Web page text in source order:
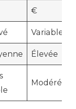
€
Variable
Élevée
Modérée